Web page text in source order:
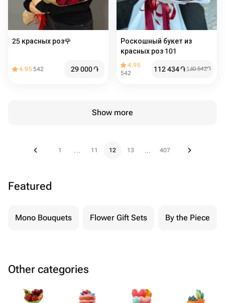
25 красных роз️🌹
4.95542 29 000֏
Роскошный букет из
красных роз 101
4.95
542
112 434֏ 140 542֏
Show more
1 ... 11 12 13 ... 407
Featured
Mono Bouquets Flower Gift Sets By the Piece
Other categories